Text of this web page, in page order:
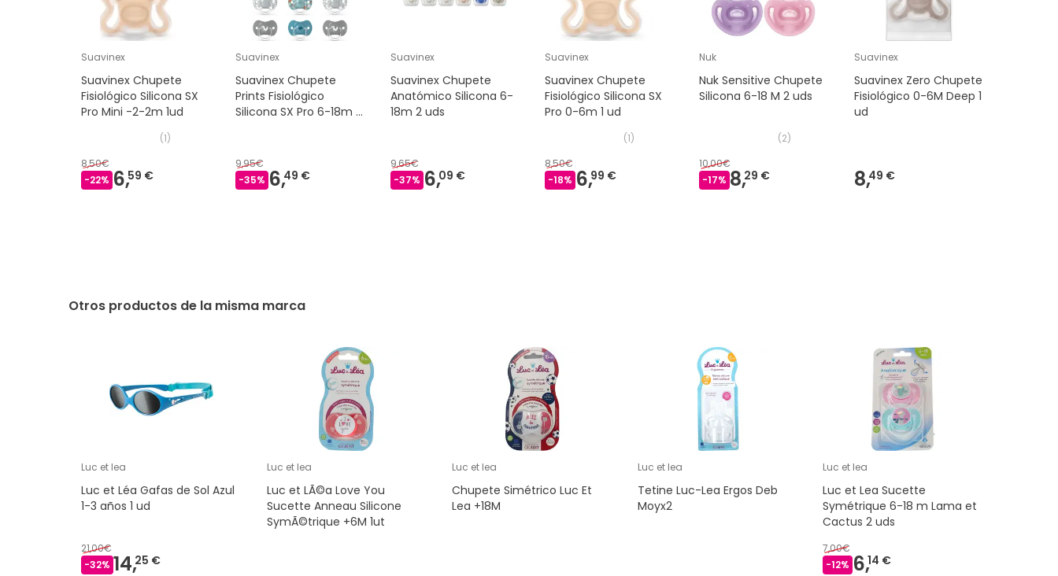
Suavinex
Suavinex Chupete
Fisiológico Silicona SX
Pro Mini -2-2m 1ud
(1)
8,50€
-22% 6,59 €
Suavinex
Suavinex Chupete
Prints Fisiológico
Silicona SX Pro 6-18m 2
9,95€
-35% 6,49 €
Suavinex
Suavinex Chupete
Anatómico Silicona 6-
18m 2 uds
9,65€
-37% 6,09 €
Suavinex
Suavinex Chupete
Fisiológico Silicona SX
Pro 0-6m 1 ud
(1)
8,50€
-18% 6,99 €
Nuk
Nuk Sensitive Chupete
Silicona 6-18 M 2 uds
(2)
10,00€
-17% 8,29 €
Suavinex
Suavinex Zero Chupete
Fisiológico 0-6M Deep 1
ud
8,49 €
Otros productos de la misma marca
Luc et lea
Luc et Léa Gafas de Sol Azul
1-3 años 1 ud
21,00€
-32% 14,25 €
Luc et lea
Luc et LÃ©a Love You
Sucette Anneau Silicone
SymÃ©trique +6M 1ut
Luc et lea
Chupete Simétrico Luc Et
Lea +18M
Luc et lea
Tetine Luc-Lea Ergos Deb
Moyx2
Luc et lea
Luc et Lea Sucette
Symétrique 6-18 m Lama et
Cactus 2 uds
7,00€
-12% 6,14 €